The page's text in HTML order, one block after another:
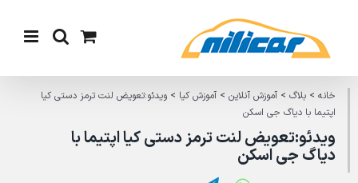
content
خانه> بلاگ> آموزش آنلاین> آموزش کیا > ویدئو:تعویض لنت ترمز دستی کیا
اپتیما با دیاگ جی اسکن
ویدئو:تعویض لنت ترمز دستی کیا اپتیما با
دیاگ جی اسکن